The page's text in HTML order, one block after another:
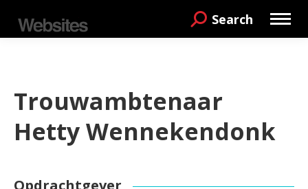
Search:Search
Trouwambtenaar
Hetty Wennekendonk
Opdrachtgever